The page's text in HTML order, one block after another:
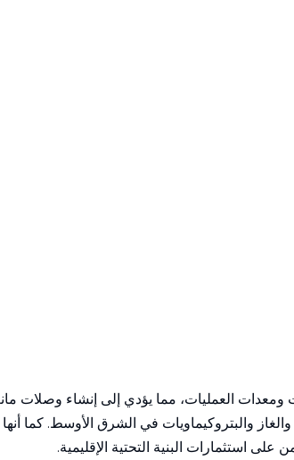
العمليات، مما يؤدي إلى إنشاء وصلات
والبتروكيماويات في الشرق الأوسط. كما
استثمارات البنية التحتية الإقليمية.